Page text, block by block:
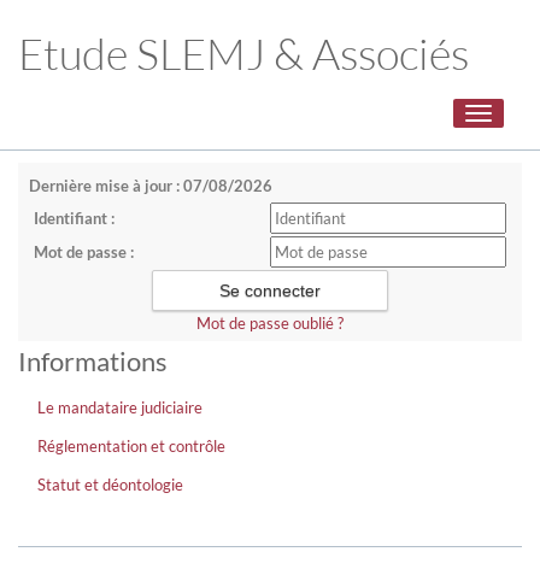
Etude SLEMJ & Associés
Toggle
Dernière mise à jour : 07/08/2026
Identifiant :
Mot de passe :
Mot de passe oublié ?
Informations
Le mandataire judiciaire
Réglementation et contrôle
Statut et déontologie